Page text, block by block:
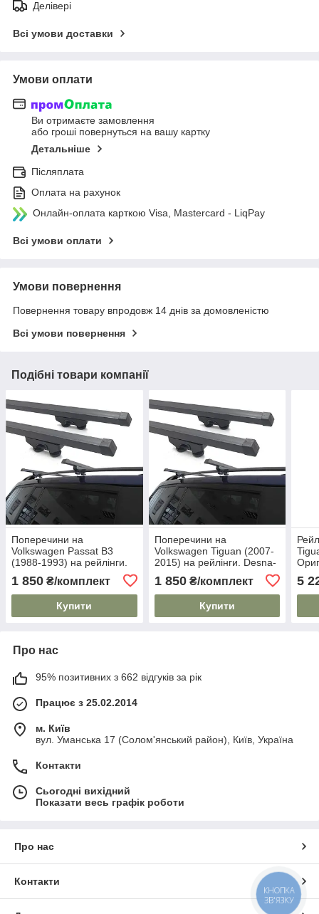
Делівері
Всі умови доставки
Умови оплати
Ви отримаєте замовлення
або гроші повернуться на вашу картку
Детальніше
Післяплата
Оплата на рахунок
Онлайн-оплата карткою Visa, Mastercard - LiqPay
Всі умови оплати
Умови повернення
Повернення товару впродовж 14 днів за домовленістю
Всі умови повернення
Подібні товари компанії
Поперечини на
Volkswagen Passat В3
(1988-1993) на рейлінги.
Desna-avto. Багажник на
дах.
1 850 ₴/комплект
Купити
Поперечини на
Volkswagen Tiguan (2007-
2015) на рейлінги. Desna-
1 850₴/комплект
Купити
5
Про нас
95% позитивних з 662 відгуків за рік
Працює з 25.02.2014
м. Київ
вул. Уманська 17 (Солом'янський район), Київ, Україна
Контакти
Сьогодні вихідний
Показати весь графік роботи
Про нас
Контакти
КНОПКА
ЗВ'ЯЗКУ